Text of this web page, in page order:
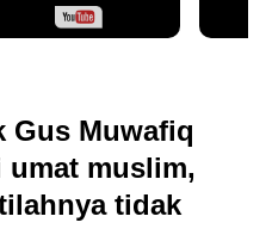
Gus Muwafiq
umat muslim,
tidak